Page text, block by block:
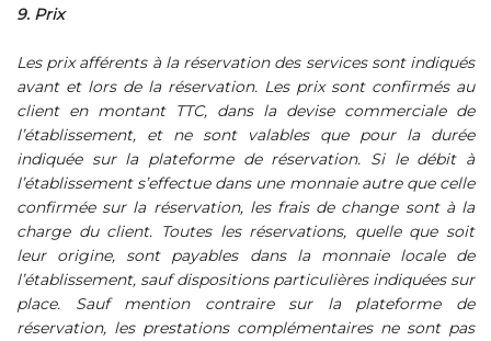
9. Prix
Les prix afférents à la réservation des services sont indiqués
avant et lors de la réservation. Les prix sont confirmés au
client en montant TTC, dans la devise commerciale de
l’établissement, et ne sont valables que pour la durée
indiquée sur la plateforme de réservation. Si le débit à
l’établissement s’effectue dans une monnaie autre que celle
confirmée sur la réservation, les frais de change sont à la
charge du client. Toutes les réservations, quelle que soit
leur origine, sont payables dans la monnaie locale de
l’établissement, sauf dispositions particulières indiquées sur
place. Sauf mention contraire sur la plateforme de
réservation, les prestations complémentaires ne sont pas